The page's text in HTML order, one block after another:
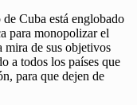
Cuba está englobado
para monopolizar el
mira de sus objetivos
a todos los países que
para que dejen de